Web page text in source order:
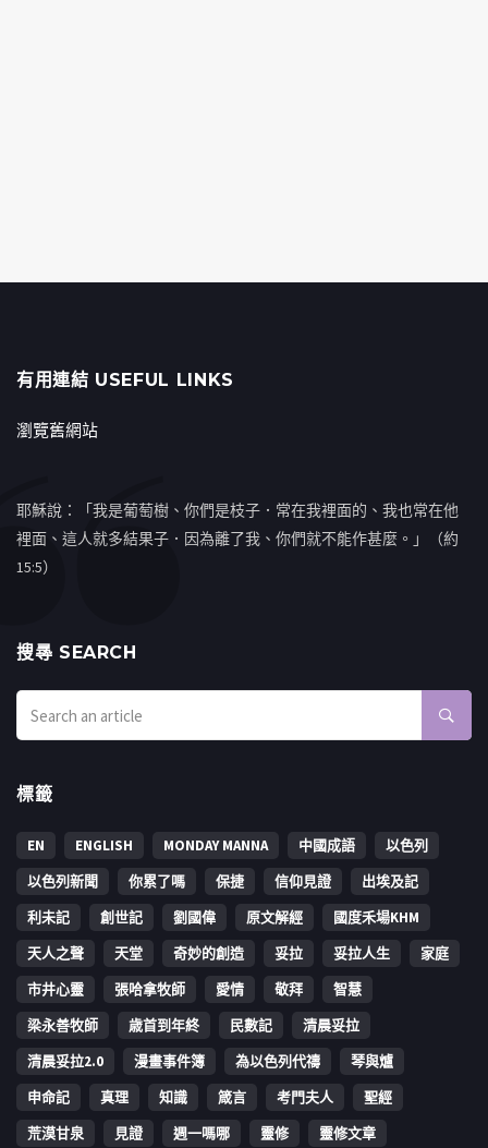
有用連結 USEFUL LINKS
瀏覽舊網站
耶穌說：「我是葡萄樹、你們是枝子．常在我裡面的、我也常在他
裡面、這人就多結果子．因為離了我、你們就不能作甚麼。」（約
15:5）
搜㝷 SEARCH
標籤
EN ENGLISH MONDAY MANNA 中國成語
以色列
以色列新聞
你累了嗎 保捷 信仰見證
出埃及記
利未記
創世記 劉國偉 原文解經
國度禾場KHM
天人之聲
天堂 奇妙的創造 妥拉 妥拉人生
家庭
市井心靈
張哈拿牧師 愛情 敬拜
智慧
梁永善牧師
歳首到年終 民數記
清晨妥拉
清晨妥拉2.0
漫畫事件簿 為以色列代禱
琴與爐
申命記
真理 知識 箴言 考門夫人
聖經
荒漠甘泉
見證 週一嗎哪 靈修 靈修文章